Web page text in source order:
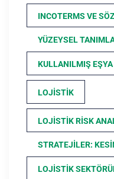
INCOTERMS VE
YÜZEYSEL
KULLANILMIŞ EŞYA
LOJISTIK
LOJISTIK RISK
STRATEJILER:
LOJISTIK